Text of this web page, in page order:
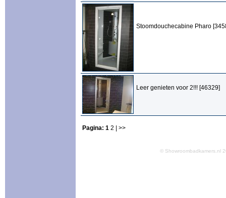
Stoomdouchecabine Pharo
Leer genieten voor 2!!! [46329]
Pagina: 1 2 | >>
©